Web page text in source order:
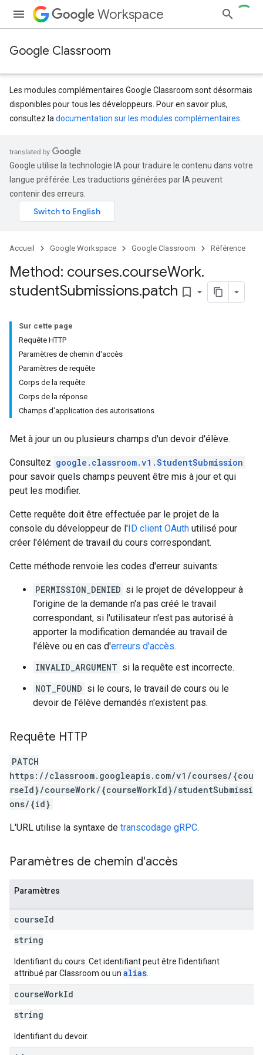
Workspace
Google Classroom
Les modules complémentaires Google Classroom sont désormais
disponibles pour tous les développeurs. Pour en savoir plus,
consultez la documentation sur les modules complémentaires
Google utilise la technologie IA pour traduire le contenu dans votre
langue préférée. Les traductions générées par IA peuvent
contenir des erreurs.
Accueil Google Workspace Google Classroom Référence
Method: courses.courseWork.
studentSubmissions.patch bookmark_border
Sur cette page
Requête HTTP
Paramètres de chemin d'accès
Paramètres de requête
Corps de la requête
Corps de la réponse
Champs d'application des autorisations
Met à jour un ou plusieurs champs d'un devoir d'élève.
Consultez google.classroom.v1.StudentSubmission
pour savoir quels champs peuvent être mis à jour et qui
peut les modifier.
Cette requête doit être effectuée par le projet de la
console du développeur de l'ID client OAuth utilisé pour
créer l'élément de travail du cours correspondant.
Cette méthode renvoie les codes d'erreur suivants:
PERMISSION_DENIED si le projet de développeur à
l'origine de la demande n'a pas créé le travail
correspondant, si l'utilisateur n'est pas autorisé à
apporter la modification demandée au travail de
l'élève ou en cas d'erreurs d'accès.
INVALID_ARGUMENT si la requête est incorrecte.
NOT_FOUND si le cours, le travail de cours ou le
devoir de l'élève demandés n'existent pas.
Requête HTTP
PATCH
https://classroom.googleapis.com/v1/courses/{cou
rseId}/courseWork/{courseWorkId}/studentSubmissi
ons/{id}
L'URL utilise la syntaxe de transcodage gRPC.
Paramètres de chemin d'accès
Paramètres
courseId
string
Identifiant du cours. Cet identifiant peut être l'identifiant
attribué par Classroom ou un alias
courseWorkId
string
Identifiant du devoir.